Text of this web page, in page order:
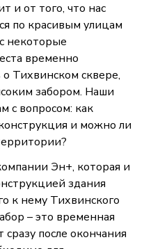
и от того, что нас
по красивым улицам
некоторые
временно
Тихвинском сквере,
забором. Наши
с вопросом: как
и можно ли
Эн+, которая и
здания
к нему Тихвинского
– это временная
после окончания